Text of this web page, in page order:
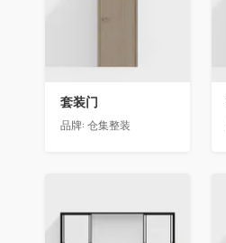
套装门
品牌: 仓集整装